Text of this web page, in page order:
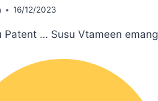
16/12/2023
Patent … Susu Vtameen emang